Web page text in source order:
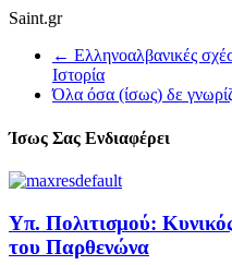
Saint.gr
← Ελληνοαλβανικές
Ιστορία
Όλα όσα (ίσως) δε
Ίσως Σας Ενδιαφέρει
Υπ. Πολιτισμού:
του Παρθενώνα